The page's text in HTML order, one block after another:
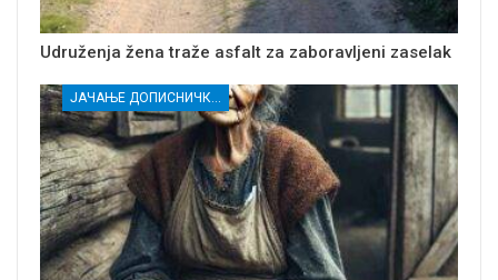
Udruženja žena traže asfalt za zaboravljeni zaselak
ЈАЧАЊЕ ДОПИСНИЧКЕ МРЕЖЕ НЕЗАВИСНИХ МЕДИЈА У РАСИНСКОМ ОКРУГУ